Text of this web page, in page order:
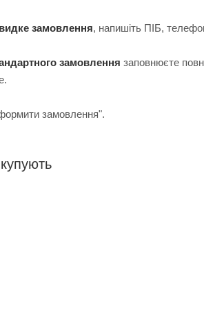
замовлення, напишіть ПІБ,
замовлення заповнюєте
замовлення".